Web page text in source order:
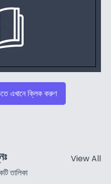
এখানে ক্লিক করুণ
তালিকা
View All